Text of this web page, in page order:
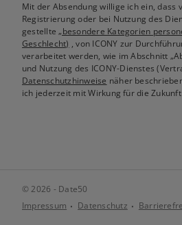
Mit der Absendung willige ich ein, dass
Registrierung oder bei Nutzung des
gestellte„besondere Kategorien
Geschlecht) , von ICONY zur
verarbeitet werden, wie im Abschnitt
und Nutzung des ICONY-Dienstes
Datenschutzhinweise näher
ich jederzeit mit Wirkung für die
© 2026 - Date50
Impressum
Datenschutz